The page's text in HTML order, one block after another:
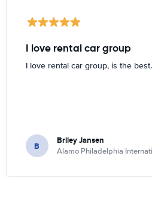
I love rental car group
I love rental car group, is the best.
B Briley Jansen
Alamo Philadelphia